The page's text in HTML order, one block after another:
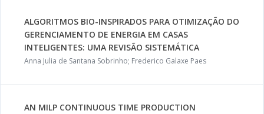
ALGORITMOS BIO-INSPIRADOS PARA OTIMIZAÇÃO DO
GERENCIAMENTO DE ENERGIA EM CASAS
INTELIGENTES: UMA REVISÃO SISTEMÁTICA
Anna Julia de Santana Sobrinho; Frederico Galaxe Paes
AN MILP CONTINUOUS TIME PRODUCTION